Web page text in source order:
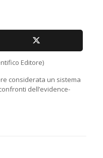
Editore)
considerata un sistema
dell’evidence-